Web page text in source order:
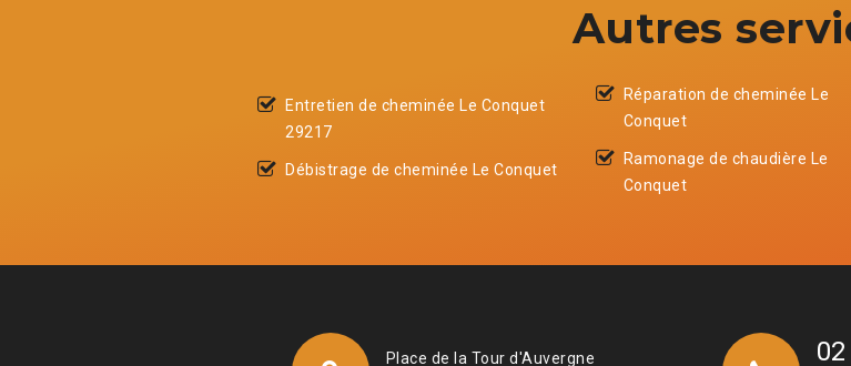
Autres
Entretien de cheminée Le Conquet
29217
Débistrage de cheminée Le Conquet
Réparation de cheminée Le
Conquet
Ramonage de chaudière Le
Conquet
Place de la Tour d'Auvergne